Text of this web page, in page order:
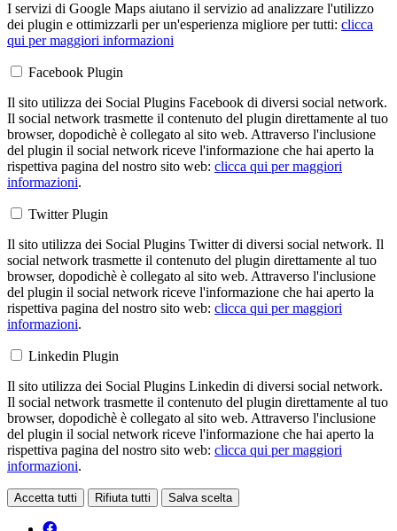
I servizi di Google Maps aiutano il servizio ad analizzare l'utilizzo
dei plugin e ottimizzarli per un'esperienza migliore per tutti: clicca
qui per maggiori informazioni
Facebook Plugin
Il sito utilizza dei Social Plugins Facebook di diversi social network.
Il social network trasmette il contenuto del plugin direttamente al tuo
browser, dopodichè è collegato al sito web. Attraverso l'inclusione
del plugin il social network riceve l'informazione che hai aperto la
rispettiva pagina del nostro sito web: clicca qui per maggiori
informazioni.
Twitter Plugin
Il sito utilizza dei Social Plugins Twitter di diversi social network. Il
social network trasmette il contenuto del plugin direttamente al tuo
browser, dopodichè è collegato al sito web. Attraverso l'inclusione
del plugin il social network riceve l'informazione che hai aperto la
rispettiva pagina del nostro sito web: clicca qui per maggiori
informazioni.
Linkedin Plugin
Il sito utilizza dei Social Plugins Linkedin di diversi social network.
Il social network trasmette il contenuto del plugin direttamente al tuo
browser, dopodichè è collegato al sito web. Attraverso l'inclusione
del plugin il social network riceve l'informazione che hai aperto la
rispettiva pagina del nostro sito web: clicca qui per maggiori
informazioni.
Accetta tutti Rifiuta tutti Salva scelta